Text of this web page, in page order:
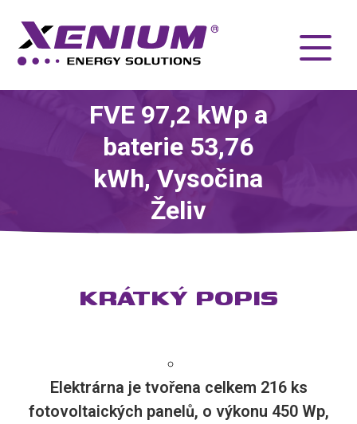
FVE 97,2 kWp a
baterie 53,76
kWh, Vysočina
Želiv
KRÁTKÝ POPIS
Elektrárna je tvořena celkem 216 ks
fotovoltaických panelů, o výkonu 450 Wp,